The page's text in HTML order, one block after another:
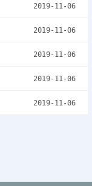
2019-11-06
2019-11-06
2019-11-06
2019-11-06
2019-11-06